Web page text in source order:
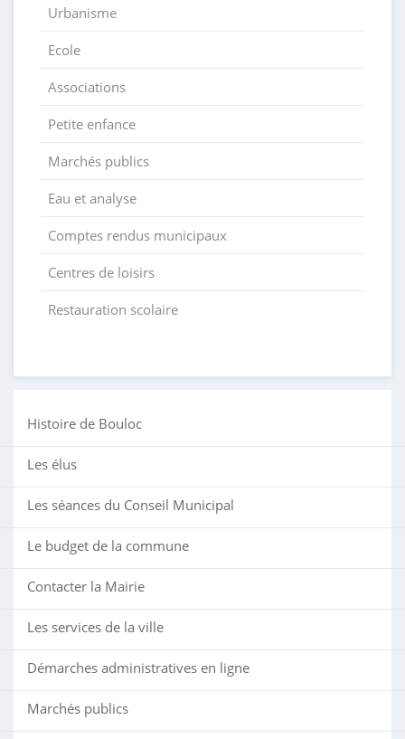
Urbanisme
Ecole
Associations
Petite enfance
Marchés publics
Eau et analyse
Comptes rendus municipaux
Centres de loisirs
Restauration scolaire
Histoire de Bouloc
Les élus
Les séances du Conseil Municipal
Le budget de la commune
Contacter la Mairie
Les services de la ville
Démarches administratives en ligne
Marchés publics